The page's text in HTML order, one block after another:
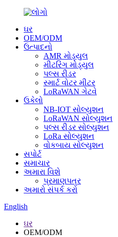
ઘર
OEM/ODM
ઉત્પાદનો
AMR મોડ્યુલ
મીટરિંગ મોડ્યુલ
પલ્સ રીડર
સ્માર્ટ વોટર મીટર
LoRaWAN ગેટવે
ઉકેલો
NB-IOT સોલ્યુશન
LoRaWAN સોલ્યુશન
પલ્સ રીડર સોલ્યુશન
LoRa સોલ્યુશન
વોકબાય સોલ્યુશન
સપોર્ટ
સમાચાર
અમારા વિશે
પ્રમાણપત્ર
અમારો સંપર્ક કરો
English
ઘર
OEM/ODM